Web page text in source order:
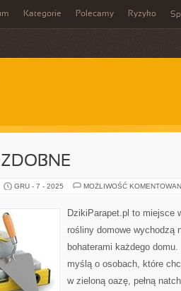
Kategorie Polecamy Ryzyko
GRU - 7 - 2025 MOŻLIWOŚĆ
DzikiParapet.pl to miejsce
rośliny domowe wychodzą
bohaterami każdego
myślą o osobach, które
w zieloną oazę, pełną